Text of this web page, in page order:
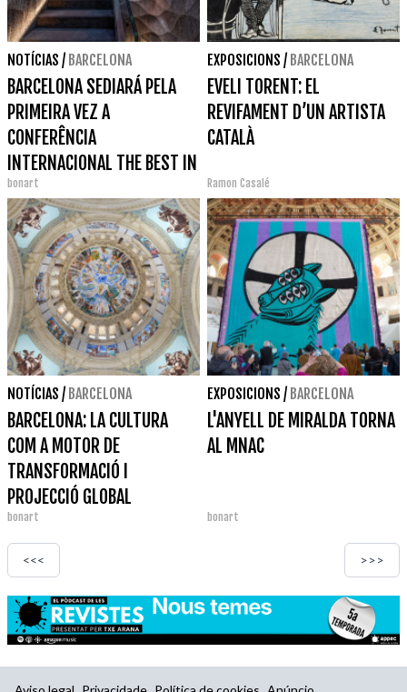
NOTÍCIAS / BARCELONA
BARCELONA SEDIARÁ PELA
PRIMEIRA VEZ A
CONFERÊNCIA
INTERNACIONAL THE BEST IN
HERITAGE
bonart
EXPOSICIONS / BARCELONA
EVELI TORENT: EL
REVIFAMENT D’UN ARTISTA
CATALÀ
Ramon Casalé
NOTÍCIAS / BARCELONA
BARCELONA: LA CULTURA
COM A MOTOR DE
TRANSFORMACIÓ I
PROJECCIÓ GLOBAL
bonart
EXPOSICIONS / BARCELONA
L'ANYELL DE MIRALDA TORNA
AL MNAC
bonart
<<< >>>